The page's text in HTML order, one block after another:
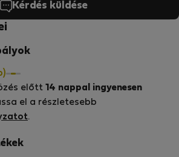
Kérdés küldése
előtt 14 nappal ingyenesen
el a részletesebb
.